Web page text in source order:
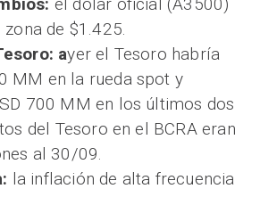
de $1.425.
ayer el Tesoro habría
MM en la rueda spot y
700 MM en los últimos dos
del Tesoro en el BCRA eran
al 30/09.
la inflación de alta frecuencia